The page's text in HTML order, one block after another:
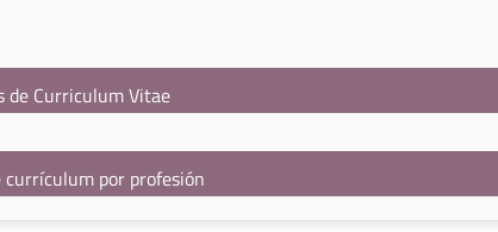
de Curriculum Vitae
currículum por profesión